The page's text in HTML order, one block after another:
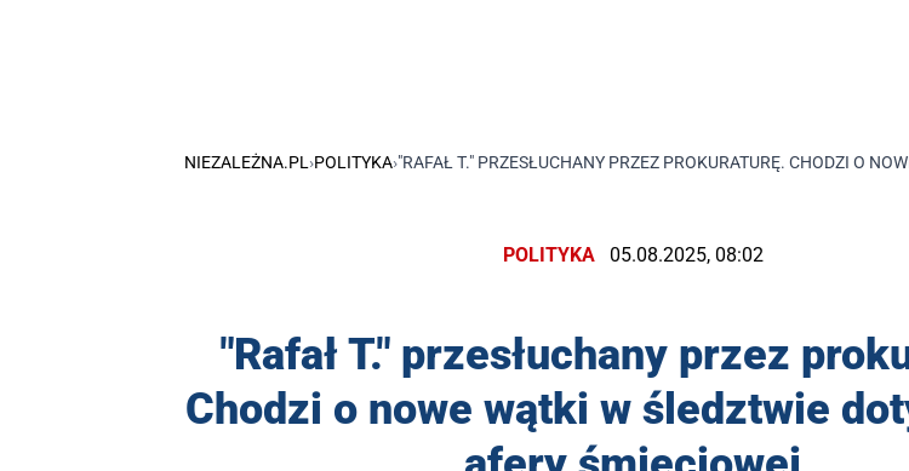
NIEZALEŻNA.PL ›POLITYKA›"RAFAŁ T." PRZESŁUCHANY PRZEZ PROKURATURĘ. CHODZI O
POLITYKA 05.08.2025, 08:02
"Rafał T." przesłuchany przez
Chodzi o nowe wątki w śledztwie